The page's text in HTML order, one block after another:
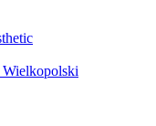
Wielkopolski